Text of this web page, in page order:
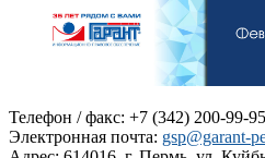
Телефон / факс: +7 (342) 200-99-95
Электронная почта: gsp@garant-